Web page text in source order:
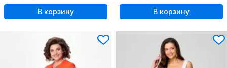
В корзину В корзину